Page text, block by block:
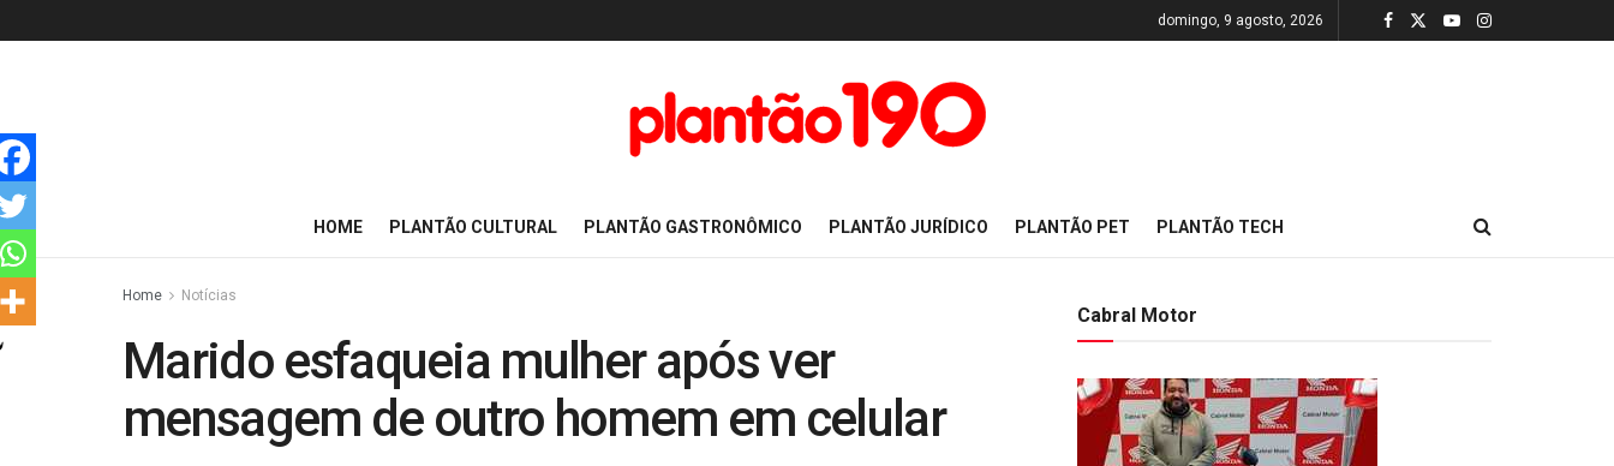
domingo, 9 agosto, 2026
HOME PLANTÃO CULTURAL PLANTÃO GASTRONÔMICO PLANTÃO JURÍDICO PLANTÃO PET PLANTÃO TECH
Home Notícias
Marido esfaqueia mulher após ver
mensagem de outro homem em celular
Cabral Motor